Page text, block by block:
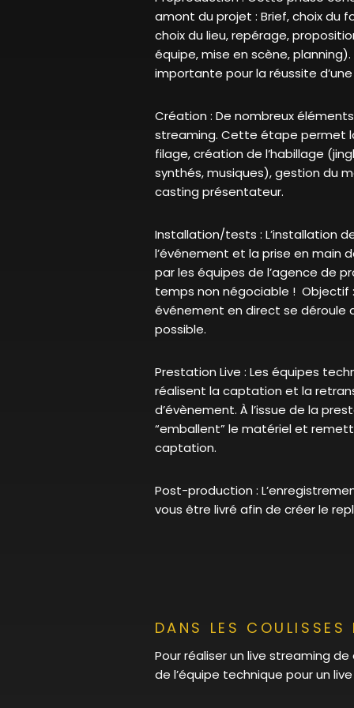
amont du projet : Brief, choix du
choix du lieu, repérage,
équipe, mise en scène,
importante pour la réussite
Création : De nombreux
streaming. Cette étape permet
filage, création de l’habillage
synthés, musiques), gestion du
casting présentateur.
Installation/tests : L’installation
l’événement et la prise en main
par les équipes de l’agence de
temps non négociable !
événement en direct se déroule
possible.
Prestation Live : Les équipes
réalisent la captation et la
d’évènement. À l’issue de la
“emballent” le matériel et
captation.
Post-production :
vous être livré afin de créer le
DANS LES
Pour réaliser un live streaming
de l’équipe technique pour un